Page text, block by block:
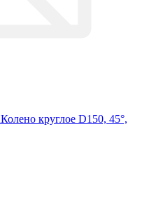
Колено круглое D150, 45°,